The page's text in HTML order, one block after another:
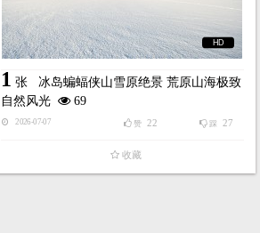
HD
1 张 冰岛蝙蝠侠山雪原绝景 荒原山海极致
自然风光
69
2026-07-07 踩 27
赞 22
收藏